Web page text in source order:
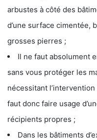
arbustes à côté des
d’une surface cimentée,
grosses pierres ;
Il ne faut absolument
sans vous protéger les
nécessitant
faut donc faire usage
récipients propres ;
Dans les bâtiments